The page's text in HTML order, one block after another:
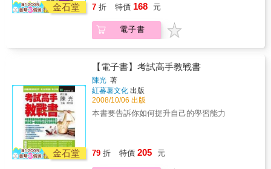
制，跨越書本的疆界，改變每一個孩子的生
命，在他們的努力之下，台灣的閱讀運動，將
得以跨越障礙，邁向新的里程！閱讀，就是
分享、討論的機制。——中央大學學習與語言
研究所教授 柯華葳國際閱讀教育論壇紀錄片
× 希望閱讀計畫紀錄片雙DVD二件閱讀紀事．
點燃教育熱情Disc 1 國際閱讀教育論壇紀錄
片閱讀，改變的力量以閱讀開啟學生思考，以
寫作扭轉人生宿命！艾琳．古薇爾以閱讀教會
記」。2008年12月，天下雜誌教育基金會邀請
應付自如；擁有健康的心理，可以使你坦然的
處理好人際關係；擁有健康的心理，可以使你
在考場上熟練的調整戰術，出奇制勝……等
等。
金石堂
力、沒目標、沒時間，針對學生、進修、上班
族全方位升等規劃，六大核心要領，量身打造
專屬的學習方法，讓你用對方法、花對力氣，
賦Method 2 掌握黃金時段締造學習高效率
Method 3 靈活運用讀書訣竅提升學習力
Method 4 藉助筆記功夫淬煉知識準確度
Method 5 另類思考激發記憶潛能Method 6
妥善控管個人知識小宇宙
7 折 特價 168 元
電子書
金石堂
【電子書】考試高手教戰書
陳光 著
紅蕃薯文化 出版
2008/10/06 出版
本書要告訴你如何提升自己的學習能力
79 折 特價 205 元